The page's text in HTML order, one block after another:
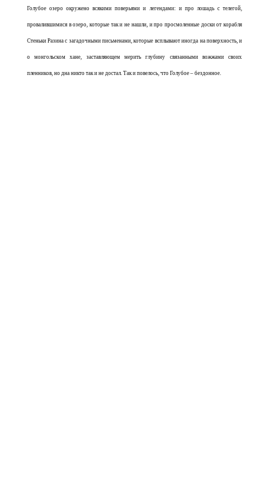
Голубое озеро окружено всякими поверьями и легендами: и про лошадь с телегой,
провалившимися в озеро, которые так и не нашли, и про просмоленные доски от корабля
Стеньки Разина с загадочными письменами, которые всплывают иногда на поверхность, и
о монгольском хане, заставляющем мерить глубину связанными вожжами своих
пленников, но дна никто так и не достал. Так и повелось, что Голубое – бездонное.